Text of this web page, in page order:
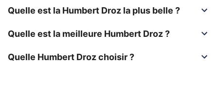
Quelle est la Humbert Droz la plus belle ?
Quelle est la meilleure Humbert Droz ?
Quelle Humbert Droz choisir ?